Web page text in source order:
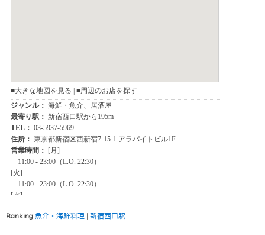
Ranking 魚介・海鮮料理 | 新宿西口駅